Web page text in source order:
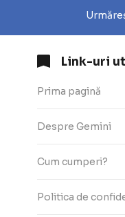
Link-uri
Prima pagină
Despre Gemini
Cum cumperi?
Politica de